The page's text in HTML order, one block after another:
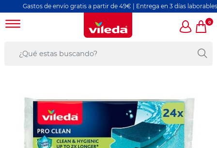
Gastos de envío gratis a partir de 49€ | Entrega en 3 días laborables
0